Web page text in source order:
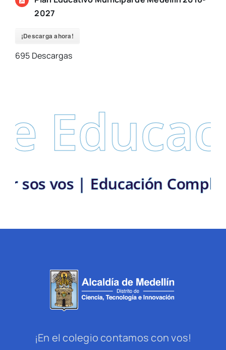
2027
¡Descarga ahora!
695 Descargas
líder sos vos | Educación
¡En el colegio contamos con vos!